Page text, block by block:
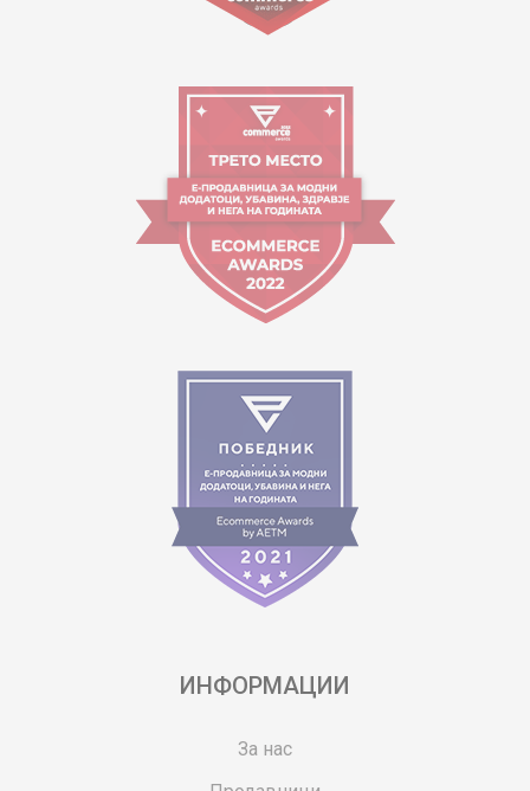
ИНФОРМАЦИИ
За нас